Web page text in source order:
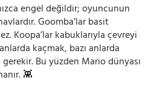
engel değildir; oyuncunun
Goomba’lar basit
Koopa’lar kabuklarıyla çevreyi
kaçmak, bazı anlarda
Bu yüzden Mario dünyası
👾